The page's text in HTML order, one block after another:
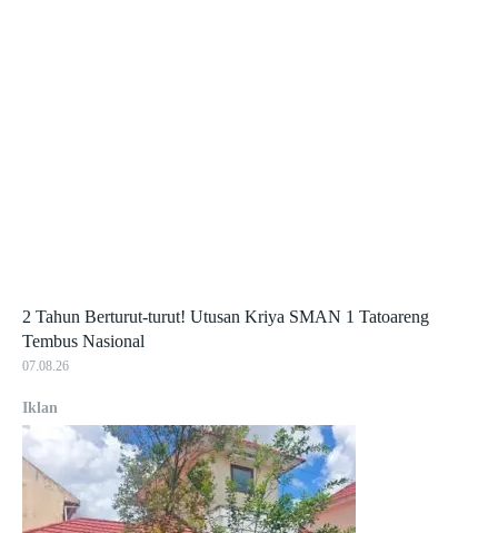
2 Tahun Berturut-turut! Utusan Kriya SMAN 1 Tatoareng
Tembus Nasional
07.08.26
Iklan